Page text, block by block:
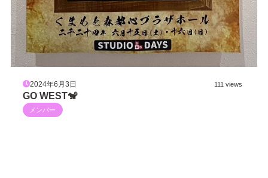
2024年6月3日 111 views
GO WEST🐒
メンバー